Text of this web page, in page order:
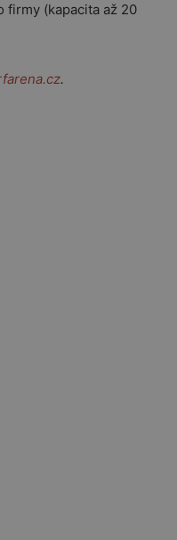
firmy (kapacita až 20
.